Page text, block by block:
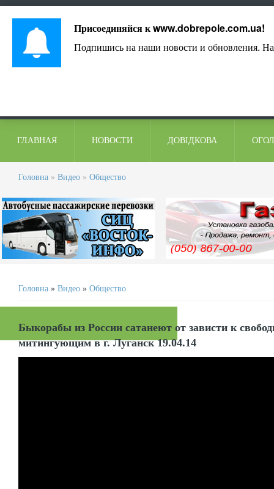
ГЛАВНАЯ НОВОСТИ ДОВІДКОВА
Головна » Видео » Общество
Головна » Видео » Общество
Быкорабы из России сатанеют от зависти к
митингующим в г. Луганск 19.04.14
Присоединяйся кwww.dobrepole.com.ua!
Подпишись на наши новости и обновления.